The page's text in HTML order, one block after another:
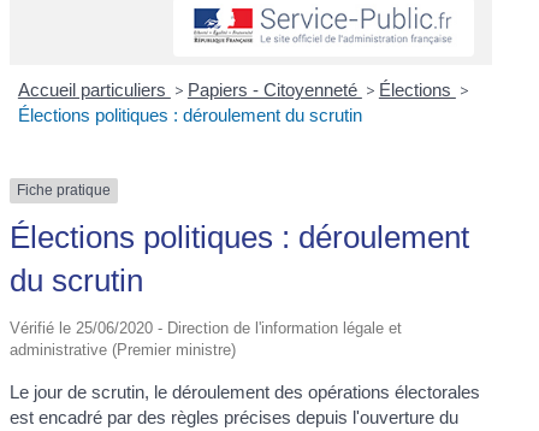
Accueil particuliers > Papiers - Citoyenneté > Élections >
Élections politiques : déroulement du scrutin
Fiche pratique
Élections politiques : déroulement
du scrutin
Vérifié le 25/06/2020 - Direction de l'information légale et
administrative (Premier ministre)
Le jour de scrutin, le déroulement des opérations électorales
est encadré par des règles précises depuis l'ouverture du